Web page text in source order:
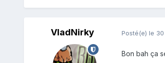
VladNirky Posté(e) le 30
Bon bah ça